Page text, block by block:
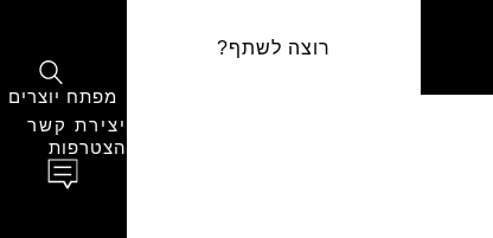
רוצה לשתף?
מפתח יוצרים
יצירת קשר
הצטרפות